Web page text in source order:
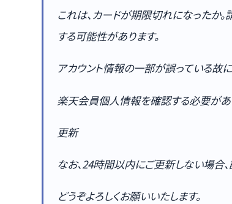
これは、カードが期限切れになったか
する可能性があります。
アカウント情報の一部が誤っている故
楽天会員個人情報を確認する必要があ
更新
なお、24時間以内にご更新しない場合
どうぞよろしくお願いいたします。